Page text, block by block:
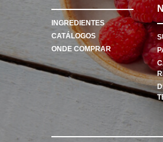
INGREDIENTES
CATÁLOGOS
ONDE COMPRAR